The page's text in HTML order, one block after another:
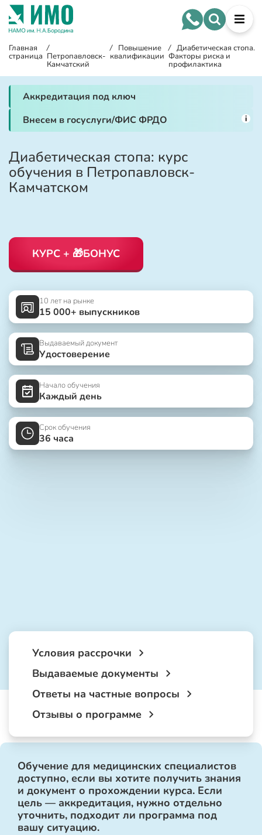
Главная
страница
/
Петропавловск-
Камчатский
/ Повышение
квалификации
/ Диабетическая стопа.
Факторы риска и
профилактика
Аккредитация под ключ
Внесем в госуслуги/ФИС ФРДО
i
Диабетическая стопа: курс
обучения в Петропавловск-
Камчатском
КУРС + 🎁БОНУС
10 лет на рынке
15 000+ выпускников
Выдаваемый документ
Удостоверение
Начало обучения
Каждый день
Срок обучения
36 часа
Условия рассрочки
Выдаваемые документы
Ответы на частные вопросы
Отзывы о программе
Обучение для медицинских специалистов
доступно, если вы хотите получить знания
и документ о прохождении курса. Если
цель — аккредитация, нужно отдельно
уточнить, подходит ли программа под
вашу ситуацию.